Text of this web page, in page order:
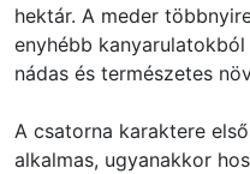
hektár. A meder
enyhébb
nádas és természetes
A csatorna karaktere
alkalmas, ugyanakkor